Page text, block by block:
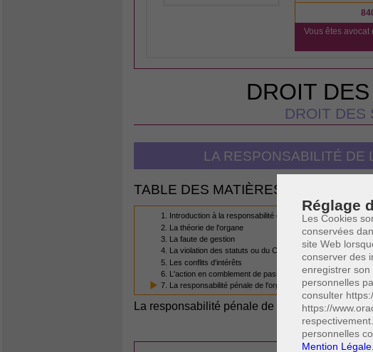
Réglage
Les Cookies
conservées
site Web
conserver des
enregistrer son
personnelles
consulter
https://
personnelles
Mention Légale.
Vous êtes avocat
DROIT
DROIT DES
LA RESPONSABILITÉ DE
TABLE DES MATIÈRES
1. Introduction à la responsabilité de l'organe de gestion
2. La théorie de l'organe
3. La faute de gestion
4. La violation des statuts ou du Code des sociétés
5. Les conflits d'intérêts
6. L'action en comblement de passif
7. La responsabilité pénale de l'organe de gestion
La responsabilité pénale de l'organe de gestion